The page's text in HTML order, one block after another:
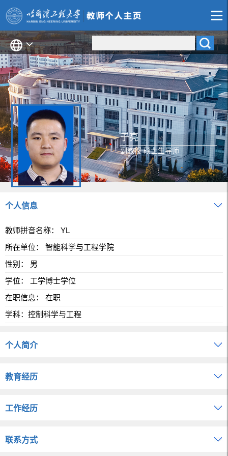
于亮
副教授 硕士生导师
个人信息
教师拼音名称： YL
所在单位： 智能科学与工程学院
性别： 男
学位： 工学博士学位
在职信息： 在职
学科：控制科学与工程
个人简介
教育经历
工作经历
联系方式